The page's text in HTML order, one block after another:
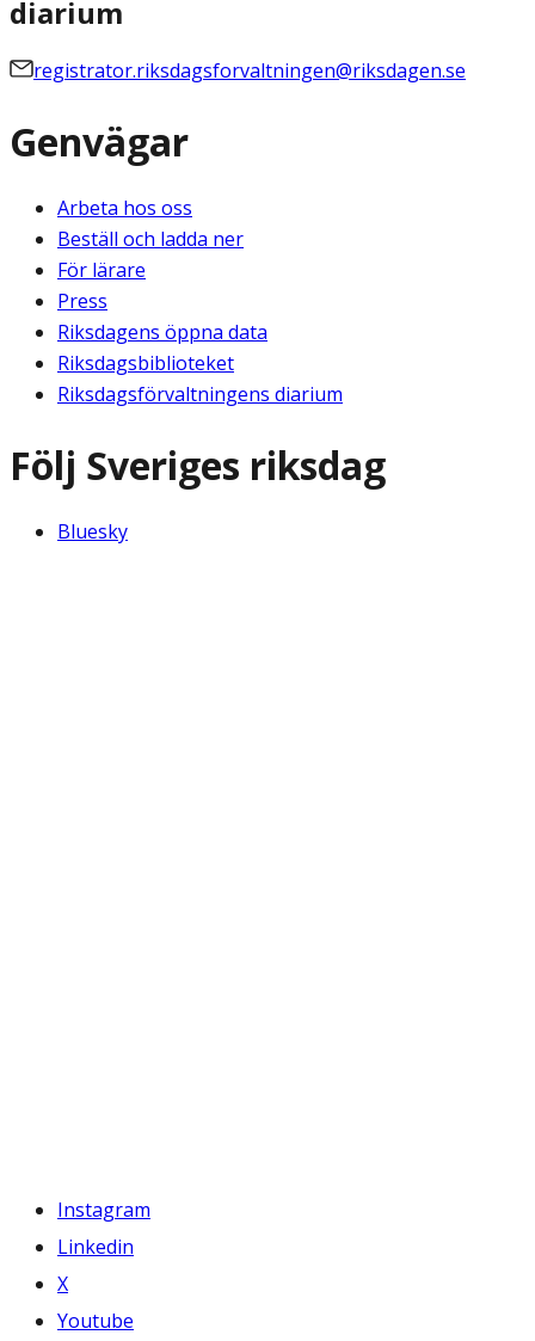
diarium
registrator.riksdagsforvaltningen@riksdagen.se
Genvägar
Arbeta hos oss
Beställ och ladda ner
För lärare
Press
Riksdagens öppna data
Riksdagsbiblioteket
Riksdagsförvaltningens diarium
Följ Sveriges riksdag
Bluesky
Instagram
Linkedin
X
Youtube